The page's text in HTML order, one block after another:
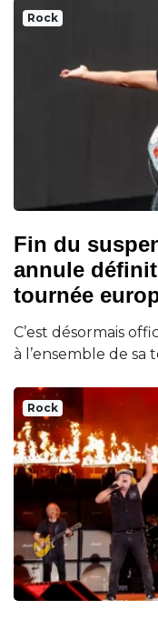
Rock
Fin du
annule
tournée
C’est désormais
à l’ensemble de
Rock